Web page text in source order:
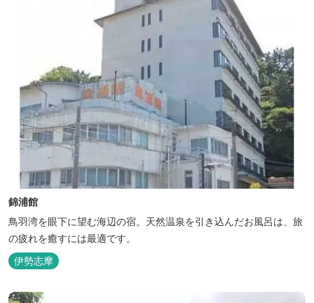
錦浦館
鳥羽湾を眼下に望む海辺の宿。天然温泉を引き込んだお風呂は、旅
の疲れを癒すには最適です。
伊勢志摩